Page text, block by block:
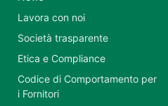
Lavora con noi
Società trasparente
Etica e Compliance
Codice di Comportamento per
i Fornitori